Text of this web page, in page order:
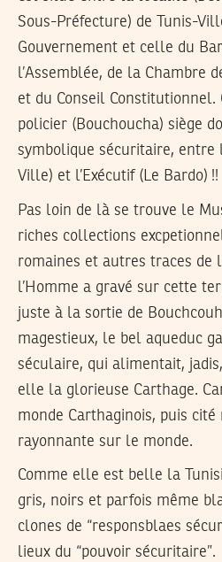
Sous-Préfecture) de Tunis-
Gouvernement et celle du
l’Assemblée, de la Chambre
et du Conseil
policier (Bouchoucha) siège
symbolique sécuritaire, entre
Ville) et l’Exécutif (Le Bardo) !!
Pas loin de là se trouve le
riches collections
romaines et autres traces de
l’Homme a gravé sur cette
juste à la sortie de
magestieux, le bel aqueduc
séculaire, qui alimentait,
elle la glorieuse Carthage.
monde Carthaginois, puis
rayonnante sur le monde.
Comme elle est belle la
gris, noirs et parfois même
clones de “responsblaes
lieux du “pouvoir sécuritaire”.